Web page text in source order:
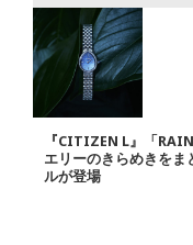
『CITIZEN L』「
エリーのきらめきを
ルが登場